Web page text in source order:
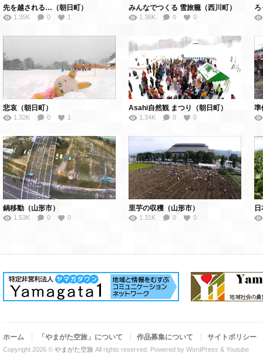
先を越される…（朝日町）
1.35K 0 1
みんなでつくる 雪旅籠（西川町）
1.36K 0 0
悲哀（朝日町）
1.32K 0 1
Asahi自然観 まつり（朝日町）
1.34K 0 0
準
鍋移動（山形市）
1.53K 0 0
里芋の収穫（山形市）
1.31K 0 0
ホーム 「やまがた空旅」について 作品募集について サイトポリシー
Copyright 2026 © やまがた空旅 All rights reserved. Powered by WordPress & Youtube